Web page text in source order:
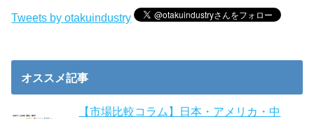
Tweets by otakuindustry
オススメ記事
【市場比較コラム】日本・アメリカ・中